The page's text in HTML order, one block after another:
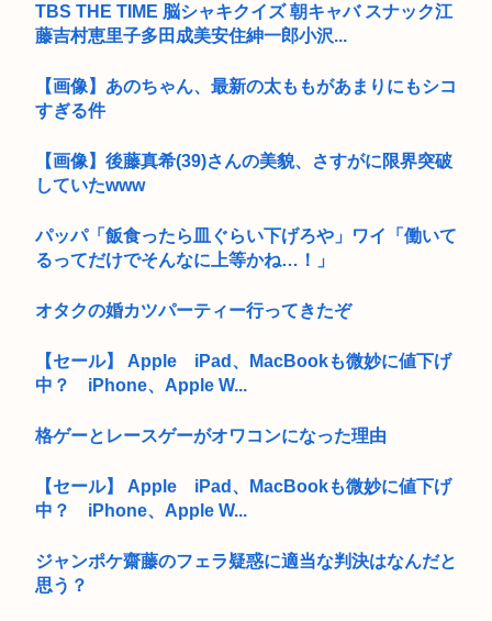
TBS THE TIME 脳シャキクイズ 朝キャバ スナック江
藤吉村恵里子多田成美安住紳一郎小沢...
【画像】あのちゃん、最新の太ももがあまりにもシコ
すぎる件
【画像】後藤真希(39)さんの美貌、さすがに限界突破
していたwww
パッパ「飯食ったら皿ぐらい下げろや」ワイ「働いて
るってだけでそんなに上等かね…！」
オタクの婚カツパーティー行ってきたぞ
【セール】 Apple iPad、MacBookも微妙に値下げ
中？ iPhone、Apple W...
格ゲーとレースゲーがオワコンになった理由
【セール】 Apple iPad、MacBookも微妙に値下げ
中？ iPhone、Apple W...
ジャンポケ齋藤のフェラ疑惑に適当な判決はなんだと
思う？